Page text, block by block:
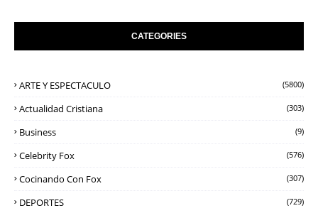
CATEGORIES
ARTE Y ESPECTACULO (5800)
Actualidad Cristiana (303)
Business (9)
Celebrity Fox (576)
Cocinando Con Fox (307)
DEPORTES (729)